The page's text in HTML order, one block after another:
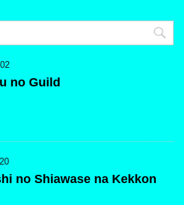
no Guild
no Shiawase na Kekkon